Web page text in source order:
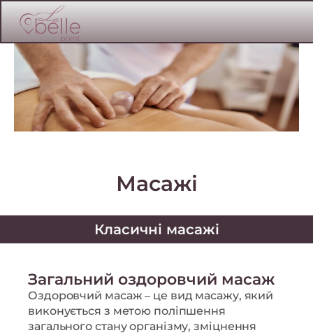
Масажі
Класичні масажі
Загальний оздоровчий масаж
Оздоровчий масаж – це вид масажу, який
виконується з метою поліпшення
загального стану організму, зміцнення